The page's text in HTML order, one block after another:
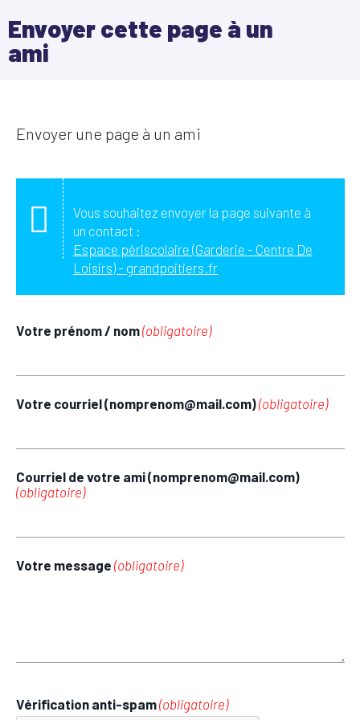
Envoyer cette page à un
ami
Envoyer une page à un ami
Vous souhaitez envoyer la page suivante à
un contact :
Espace périscolaire (Garderie - Centre De
Loisirs) - grandpoitiers.fr
Votre prénom / nom(obligatoire)
Votre courriel (nomprenom@mail.com)(obligatoire)
Courriel de votre ami (nomprenom@mail.com)
(obligatoire)
Votre message (obligatoire)
Vérification anti-spam(obligatoire)